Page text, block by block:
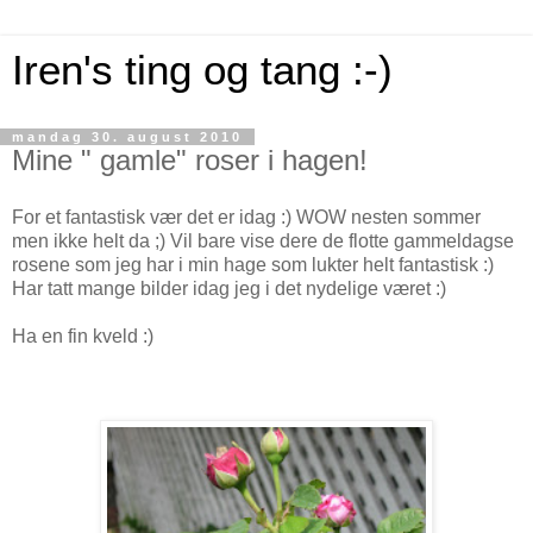
Iren's ting og tang :-)
mandag 30. august 2010
Mine " gamle" roser i hagen!
For et fantastisk vær det er idag :) WOW nesten sommer
men ikke helt da ;) Vil bare vise dere de flotte gammeldagse
rosene som jeg har i min hage som lukter helt fantastisk :)
Har tatt mange bilder idag jeg i det nydelige været :)
Ha en fin kveld :)